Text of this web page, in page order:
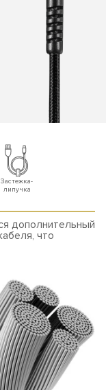
Застежка-
липучка
дополнительный
что